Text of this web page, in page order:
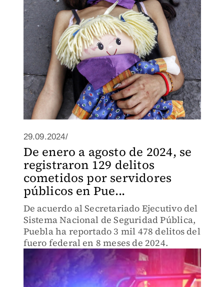
29.09.2024/
De enero a agosto de 2024, se
registraron 129 delitos
cometidos por servidores
públicos en Pue...
De acuerdo al Secretariado Ejecutivo del
Sistema Nacional de Seguridad Pública,
Puebla ha reportado 3 mil 478 delitos del
fuero federal en 8 meses de 2024.